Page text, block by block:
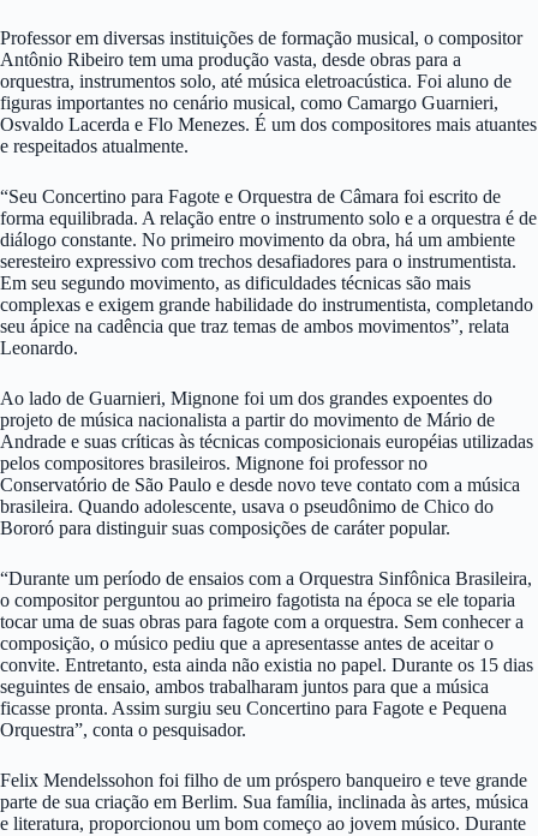
Professor em diversas instituições de formação musical, o compositor
Antônio Ribeiro tem uma produção vasta, desde obras para a
orquestra, instrumentos solo, até música eletroacústica. Foi aluno de
figuras importantes no cenário musical, como Camargo Guarnieri,
Osvaldo Lacerda e Flo Menezes. É um dos compositores mais atuantes
e respeitados atualmente.
“Seu Concertino para Fagote e Orquestra de Câmara foi escrito de
forma equilibrada. A relação entre o instrumento solo e a orquestra é de
diálogo constante. No primeiro movimento da obra, há um ambiente
seresteiro expressivo com trechos desafiadores para o instrumentista.
Em seu segundo movimento, as dificuldades técnicas são mais
complexas e exigem grande habilidade do instrumentista, completando
seu ápice na cadência que traz temas de ambos movimentos”, relata
Leonardo.
Ao lado de Guarnieri, Mignone foi um dos grandes expoentes do
projeto de música nacionalista a partir do movimento de Mário de
Andrade e suas críticas às técnicas composicionais européias utilizadas
pelos compositores brasileiros. Mignone foi professor no
Conservatório de São Paulo e desde novo teve contato com a música
brasileira. Quando adolescente, usava o pseudônimo de Chico do
Bororó para distinguir suas composições de caráter popular.
“Durante um período de ensaios com a Orquestra Sinfônica Brasileira,
o compositor perguntou ao primeiro fagotista na época se ele toparia
tocar uma de suas obras para fagote com a orquestra. Sem conhecer a
composição, o músico pediu que a apresentasse antes de aceitar o
convite. Entretanto, esta ainda não existia no papel. Durante os 15 dias
seguintes de ensaio, ambos trabalharam juntos para que a música
ficasse pronta. Assim surgiu seu Concertino para Fagote e Pequena
Orquestra”, conta o pesquisador.
Felix Mendelssohon foi filho de um próspero banqueiro e teve grande
parte de sua criação em Berlim. Sua família, inclinada às artes, música
e literatura, proporcionou um bom começo ao jovem músico. Durante